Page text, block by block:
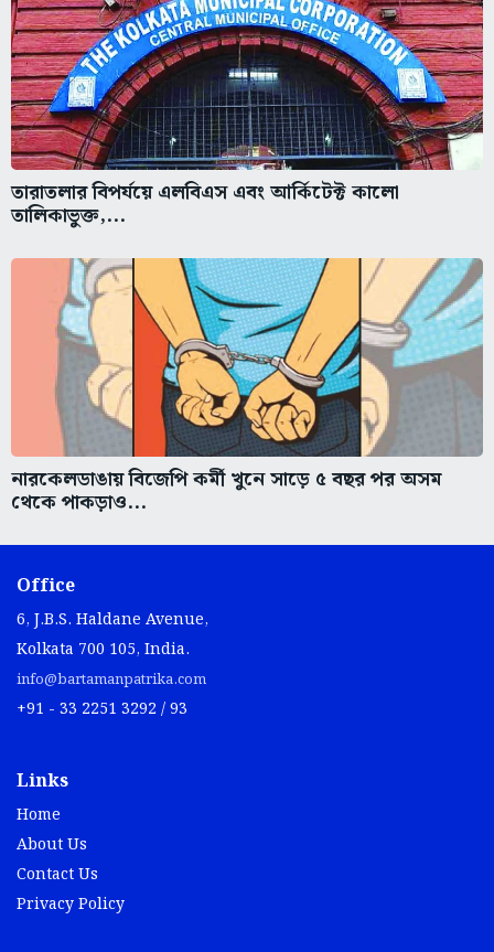
তারাতলার বিপর্যয়ে এলবিএস এবং আর্কিটেক্ট কালো
তালিকাভুক্ত,...
নারকেলডাঙায় বিজেপি কর্মী খুনে সাড়ে ৫ বছর পর অসম
থেকে পাকড়াও...
Office
6, J.B.S. Haldane Avenue,
Kolkata 700 105, India.
info@bartamanpatrika.com
+91 - 33 2251 3292 / 93
Links
Home
About Us
Contact Us
Privacy Policy